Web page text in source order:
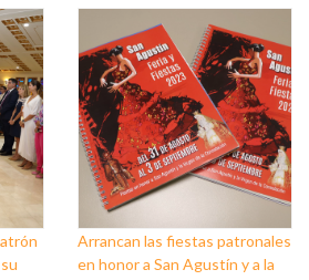
Arrancan las fiestas patronales
en honor a San Agustín y a la